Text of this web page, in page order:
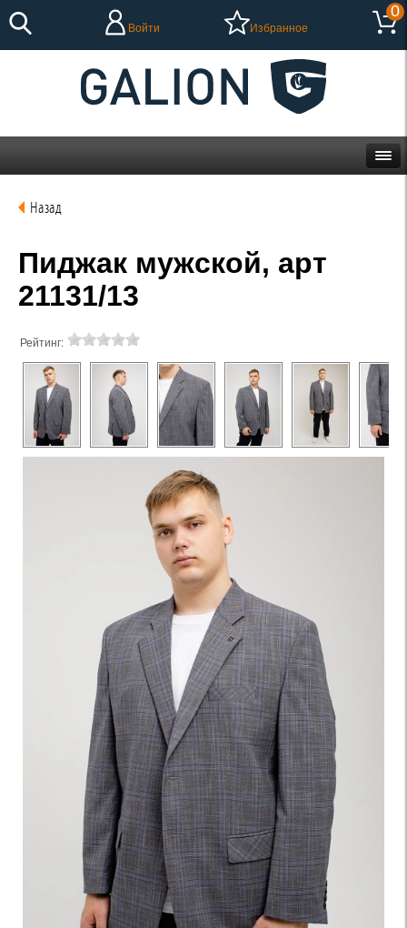
Войти Избранное
0
Назад
Пиджак мужской, арт
21131/13
Рейтинг: